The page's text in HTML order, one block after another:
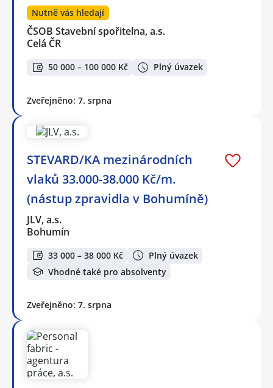
Nutně vás hledají
ČSOB Stavební spořitelna, a.s.
Celá ČR
50 000 – 100 000 Kč Plný úvazek
Zveřejněno: 7. srpna
STEVARD/KA mezinárodních
vlaků 33.000-38.000 Kč/m.
(nástup zpravidla v Bohumíně)
JLV, a.s.
Bohumín
33 000 – 38 000 Kč
Plný úvazek
Vhodné také pro absolventy
Zveřejněno: 7. srpna